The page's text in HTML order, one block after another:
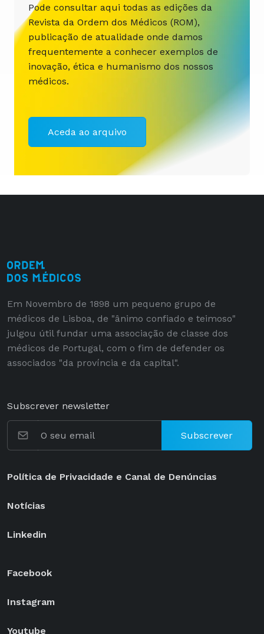
Pode consultar aqui todas as edições da
Revista da Ordem dos Médicos (ROM),
publicação de atualidade onde damos
frequentemente a conhecer exemplos de
inovação, ética e humanismo dos nossos
médicos.
Aceda ao arquivo
Em Novembro de 1898 um pequeno grupo de
médicos de Lisboa, de "ânimo confiado e teimoso"
julgou útil fundar uma associação de classe dos
médicos de Portugal, com o fim de defender os
associados "da província e da capital".
Subscrever newsletter
Subscrever
Política de Privacidade e Canal de Denúncias
Notícias
Linkedin
Facebook
Instagram
Youtube